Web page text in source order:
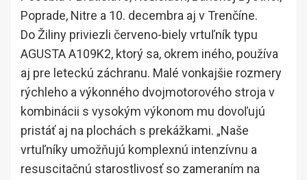
Poprade, Nitre a 10. decembra aj v Trenčíne.
Do Žiliny priviezli červeno-biely vrtuľník typu
AGUSTA A109K2, ktorý sa, okrem iného, používa
aj pre leteckú záchranu. Malé vonkajšie rozmery
rýchleho a výkonného dvojmotorového stroja v
kombinácii s vysokým výkonom mu dovoľujú
pristáť aj na plochách s prekážkami. „Naše
vrtuľníky umožňujú komplexnú intenzívnu a
resuscitačnú starostlivosť so zameraním na